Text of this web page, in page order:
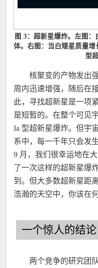
图 3：超新星爆炸。左图
体。右图：当白矮星质量
型
核聚变的产物发出
周内迅速增强，随后在
此，寻找超新星是一
是短暂的。在整个可见
Ia 型超新星爆炸。但宇
系中，每一千年只会发
9 月，我们很幸运地在
了一次这样的超新星爆
到。但大多数超新星距
浩瀚的天空中，你该在
一个惊人的结论
两个竞争的研究团